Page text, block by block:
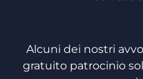
Alcuni dei nostri
gratuito patrocinio